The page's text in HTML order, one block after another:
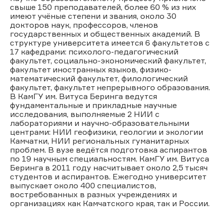
свыше 150 преподавателей, более 60 % из них
имеют учёные степени и звания, около 30
докторов наук, профессоров, членов
государственных и общественных академий. В
структуре университета имеется 6 факультетов с
17 кафедрами: психолого-педагогический
факультет, социально-экономический факультет,
факультет иностранных языков, физико-
математический факультет, филологический
факультет, факультет непрерывного образования.
В КамГУ им. Витуса Беринга ведутся
фундаментальные и прикладные научные
исследования, выполняемые 2 НИИ с
лабораториями и научно-образовательными
центрами: НИИ геофизики, геологии и экологии
Камчатки, НИИ региональных гуманитарных
проблем. В вузе ведётся подготовка аспирантов
по 19 научным специальностям. КамГУ им. Витуса
Беринга в 2011 году насчитывает около 2,5 тысяч
студентов и аспирантов. Ежегодно университет
выпускает около 400 специалистов,
востребованных в разных учреждениях и
организациях как Камчатского края, так и России.